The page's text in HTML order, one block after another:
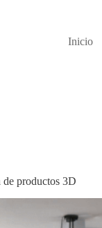
Inicio
de productos 3D